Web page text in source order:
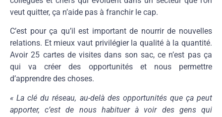
veut quitter, ça n’aide pas à franchir le cap.
C’est pour ça qu’il est important de nourrir de nouvelles
relations. Et mieux vaut privilégier la qualité à la quantité.
Avoir 25 cartes de visites dans son sac, ce n’est pas ça
qui va créer des opportunités et nous permettre
d’apprendre des choses.
« La clé du réseau, au-delà des opportunités que ça peut
apporter, c’est de nous habituer à voir des gens qui